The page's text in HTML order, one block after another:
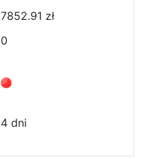
7852.91 zł
0
4 dni